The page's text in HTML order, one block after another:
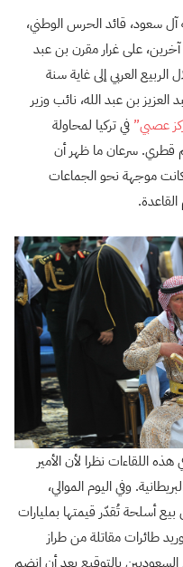
سعود، قائد الحرس الوطني،
آخرين، على غرار مقرن بن عبد
العربي إلى غاية سنة
العزيز بن عبد الله، نائب وزير
عصبي” في تركيا لمحاولة
قطري. سرعان ما ظهر أن
موجهة نحو الجماعات
القاعدة.
اللقاءات نظرا لأن الأمير
وفي اليوم الموالي،
أسلحة تُقدّر قيمتها بمليارات
طائرات مقاتلة من طراز
بالتوقيع بعد أن انضم